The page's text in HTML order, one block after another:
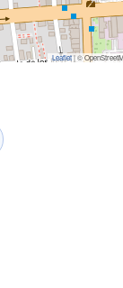
Leaflet|©